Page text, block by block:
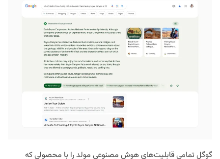
گوگل تمامی قابلیت‌های هوش مصنوعی مولد را با محصولی که